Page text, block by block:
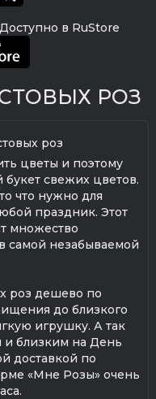
РОЗ
цветы и поэтому
свежих цветов.
что нужно для
праздник. Этот
множество
самой незабываемой
роз дешево по
до близкого
игрушку. А так
близким на День
доставкой по
«Мне Розы» очень